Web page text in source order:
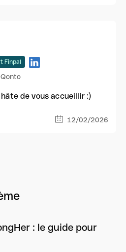
Finpal
de vous accueillir :)
12/02/2026
: le guide pour